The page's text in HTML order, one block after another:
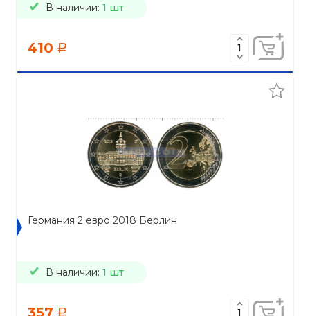
В наличии: 1 шт
410 a
Германия 2 евро 2018 Берлин
В наличии: 1 шт
357 a